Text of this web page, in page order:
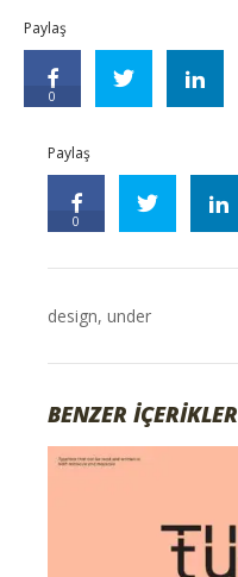
Paylaş
0
Paylaş
0
design,under
BENZER İÇERİKLER